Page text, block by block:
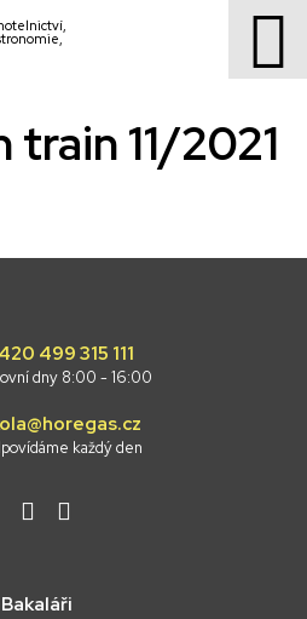
train 11/2021
499 315 111
dny 8:00 - 16:00
každý den
Bakaláři